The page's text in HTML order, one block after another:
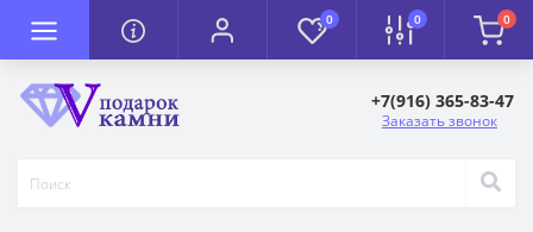
0 0 0
+7(916) 365-83-47
Заказать звонок